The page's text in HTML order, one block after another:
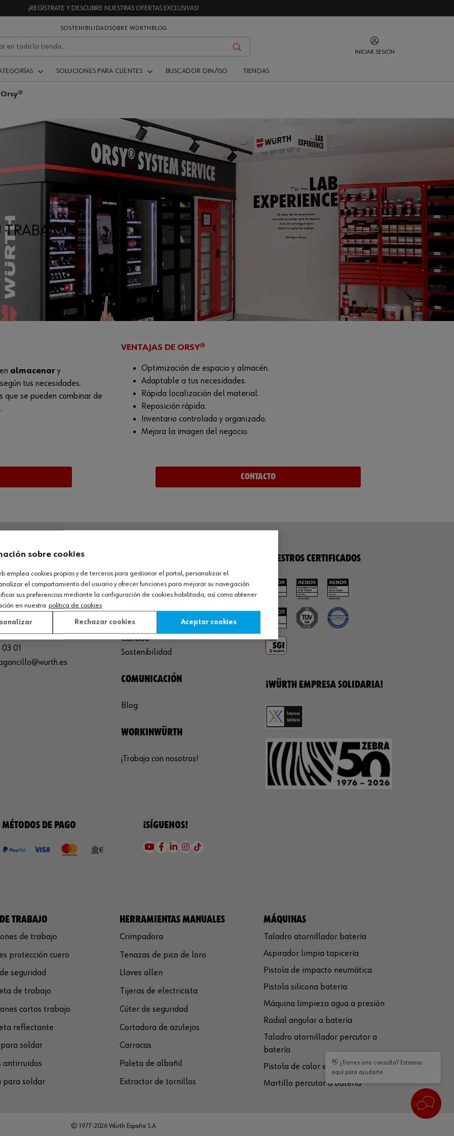
¡REGÍSTRATE Y DESCUBRE NUESTRAS OFERTAS EXCLUSIVAS!
SOSTENIBILIDADSOBRE WÜRTH BLOG
INICIAR SESIÓN
SOLUCIONES PARA CLIENTES BUSCADOR DIN/ISO TIENDAS
almacenar y
según tus necesidades.
que se pueden combinar de
VENTAJAS DE ORSY®
Optimización de espacio y almacén.
Adaptable a tus necesidades.
Rápida localización del material.
Reposición rápida.
Inventario controlado y organizado.
Mejora la imagen del negocio.
Contacto
LOGÍSTICO / MUSEO
S.A
Cameros, pcls. 86-88
El (Agoncillo)
España
01
Empresa
Museo
Ayuda
Compliance
Calidad
Sostenibilidad
COMUNICACIÓN
Blog
WORKINWÜRTH
¡Trabaja con nosotros!
NUESTROS CERTIFICADOS
¡WÜRTH EMPRESA SOLIDARIA!
MÉTODOS DE PAGO ¡SÍGUENOS!
TRABAJO
de trabajo
protección cuero
seguridad
de trabajo
cortos trabajo
reflectante
soldar
antirruidos
para soldar
HERRAMIENTAS MANUALES
Crimpadora
Tenazas de pico de loro
Llaves allen
Tijeras de electricista
Cúter de seguridad
Cortadora de azulejos
Carracas
Paleta de albañil
Extractor de tornillos
MÁQUINAS
Taladro atornillador batería
Aspirador limpia tapicería
Pistola de impacto neumática
Pistola silicona batería
Máquina limpieza agua a presión
Radial angular a batería
Taladro atornillador percutor a
batería
Pistola de calor eléctrica
Martillo percutor a batería
© 1977-2026 Würth España S.A
👋 ¿Tienes una consulta? Estamos
aquí para ayudarte.
sobre cookies
emplea cookies propias y de terceros para gestionar el portal, personalizar el
el comportamiento del usuario y ofrecer funciones para mejorar su navegación.
sus preferencias mediante la configuración de cookies habilitada, así como obtener
en nuestra política de cookies
Rechazar cookies Aceptar cookies